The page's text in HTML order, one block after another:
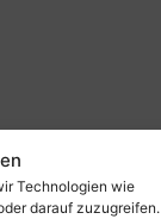
Technologien wie
darauf zuzugreifen.